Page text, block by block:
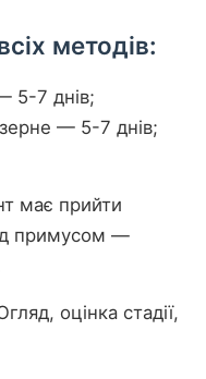
методів:
5-7 днів;
— 5-7 днів;
має прийти
примусом —
оцінка стадії,